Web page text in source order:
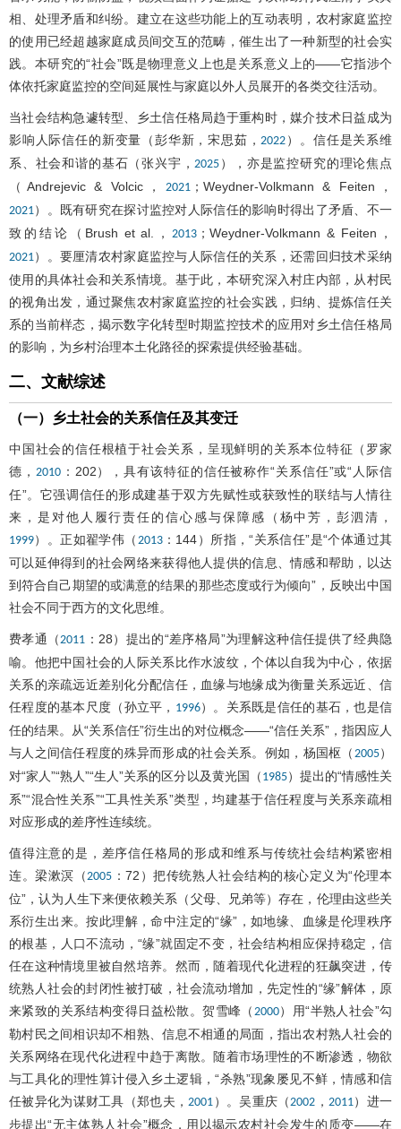
相、处理矛盾和纠纷。建立在这些功能上的互动表明，农村家庭监控
的使用已经超越家庭成员间交互的范畴，催生出了一种新型的社会实
践。本研究的“社会”既是物理意义上也是关系意义上的——它指涉个
体依托家庭监控的空间延展性与家庭以外人员展开的各类交往活动。
当社会结构急遽转型、乡土信任格局趋于重构时，媒介技术日益成为
影响人际信任的新变量（彭华新，宋思茹， 2022 ）。信任是关系维
系、社会和谐的基石（张兴宇， 2025 ），亦是监控研究的理论焦点
（Andrejevic & Volcic， 2021 ；Weydner-Volkmann & Feiten，
2021）。既有研究在探讨监控对人际信任的影响时得出了矛盾、不一
致的结论（Brush et al.， 2013 ；Weydner-Volkmann & Feiten，
2021）。要厘清农村家庭监控与人际信任的关系，还需回归技术采纳
使用的具体社会和关系情境。基于此，本研究深入村庄内部，从村民
的视角出发，通过聚焦农村家庭监控的社会实践，归纳、提炼信任关
系的当前样态，揭示数字化转型时期监控技术的应用对乡土信任格局
的影响，为乡村治理本土化路径的探索提供经验基础。
二、文献综述
（一）乡土社会的关系信任及其变迁
中国社会的信任根植于社会关系，呈现鲜明的关系本位特征（罗家
德， 2010：202），具有该特征的信任被称作“关系信任”或“人际信
任”。它强调信任的形成建基于双方先赋性或获致性的联结与人情往
来，是对他人履行责任的信心感与保障感（杨中芳，彭泗清，
1999）。正如翟学伟（ 2013：144）所指，“关系信任”是“个体通过其
可以延伸得到的社会网络来获得他人提供的信息、情感和帮助，以达
到符合自己期望的或满意的结果的那些态度或行为倾向”，反映出中国
社会不同于西方的文化思维。
费孝通（2011 ：28）提出的“差序格局”为理解这种信任提供了经典隐
喻。他把中国社会的人际关系比作水波纹，个体以自我为中心，依据
关系的亲疏远近差别化分配信任，血缘与地缘成为衡量关系远近、信
任程度的基本尺度（孙立平， 1996）。关系既是信任的基石，也是信
任的结果。从“关系信任”衍生出的对位概念——“信任关系”，指因应人
与人之间信任程度的殊异而形成的社会关系。例如，杨国枢（ 2005）
对“家人”“熟人”“生人”关系的区分以及黄光国（ 1985）提出的“情感性关
系”“混合性关系”“工具性关系”类型，均建基于信任程度与关系亲疏相
对应形成的差序性连续统。
值得注意的是，差序信任格局的形成和维系与传统社会结构紧密相
连。梁漱溟（2005 ：72）把传统熟人社会结构的核心定义为“伦理本
位”，认为人生下来便依赖关系（父母、兄弟等）存在，伦理由这些关
系衍生出来。按此理解，命中注定的“缘”，如地缘、血缘是伦理秩序
的根基，人口不流动，“缘”就固定不变，社会结构相应保持稳定，信
任在这种情境里被自然培养。然而，随着现代化进程的狂飙突进，传
统熟人社会的封闭性被打破，社会流动增加，先定性的“缘”解体，原
来紧致的关系结构变得日益松散。贺雪峰（ 2000）用“半熟人社会”勾
勒村民之间相识却不相熟、信息不相通的局面，指出农村熟人社会的
关系网络在现代化进程中趋于离散。随着市场理性的不断渗透，物欲
与工具化的理性算计侵入乡土逻辑，“杀熟”现象屡见不鲜，情感和信
任被异化为谋财工具（郑也夫， 2001 ）。吴重庆（2002 ， 2011）进一
步提出“无主体熟人社会”概念，用以揭示农村社会发生的质变——在